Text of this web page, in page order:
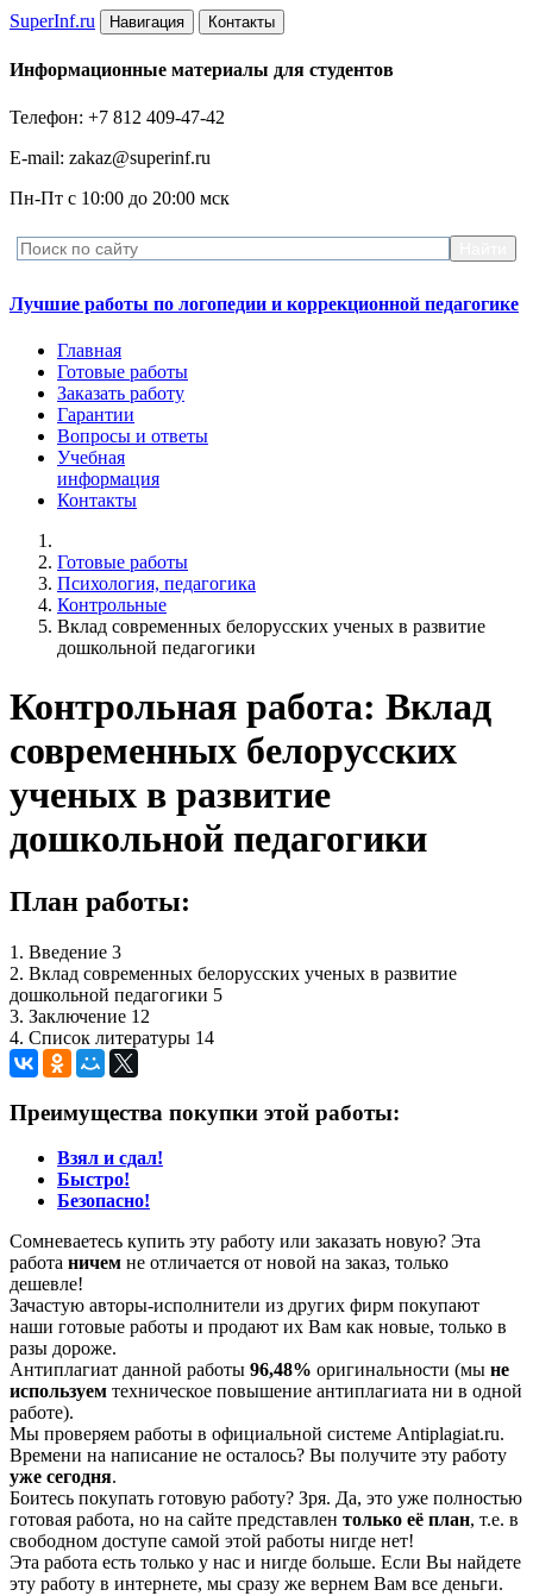
SuperInf.ru Навигация Контакты
Информационные материалы для студентов
Телефон: +7 812 409-47-42
E-mail: zakaz@superinf.ru
Пн-Пт с 10:00 до 20:00 мск
Лучшие работы по логопедии и коррекционной педагогике
Главная
Готовые работы
Заказать работу
Гарантии
Вопросы и ответы
Учебная
информация
Контакты
Готовые работы
Психология, педагогика
Контрольные
Вклад современных белорусских ученых в развитие
дошкольной педагогики
Контрольная работа: Вклад
современных белорусских
ученых в развитие
дошкольной педагогики
План работы:
1. Введение 3
2. Вклад современных белорусских ученых в развитие
дошкольной педагогики 5
3. Заключение 12
4. Список литературы 14
Преимущества покупки этой работы:
Взял и сдал!
Быстро!
Безопасно!
Сомневаетесь купить эту работу или заказать новую? Эта
работа ничем не отличается от новой на заказ, только
дешевле!
Зачастую авторы-исполнители из других фирм покупают
наши готовые работы и продают их Вам как новые, только в
разы дороже.
Антиплагиат данной работы 96,48% оригинальности (мы не
используем техническое повышение антиплагиата ни в одной
работе).
Мы проверяем работы в официальной системе Аntiplagiat.ru.
Времени на написание не осталось? Вы получите эту работу
уже сегодня.
Боитесь покупать готовую работу? Зря. Да, это уже полностью
готовая работа, но на сайте представлен только её план, т.е. в
свободном доступе самой этой работы нигде нет!
Эта работа есть только у нас и нигде больше. Если Вы найдете
эту работу в интернете, мы сразу же вернем Вам все деньги.